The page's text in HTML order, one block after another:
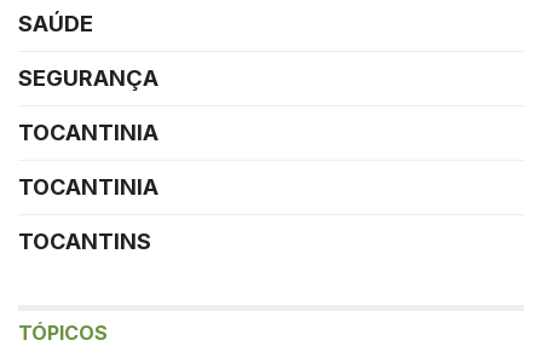
SAÚDE
SEGURANÇA
TOCANTINIA
TOCANTINIA
TOCANTINS
TÓPICOS